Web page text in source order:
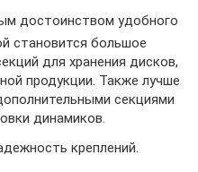
достоинством удобного
становится большое
для хранения дисков,
продукции. Также лучше
секциями
динамиков.
креплений.